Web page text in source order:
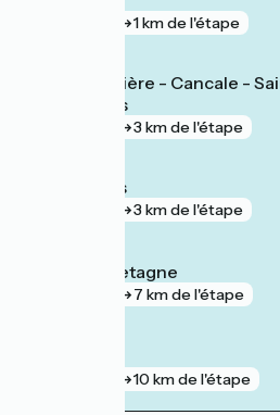
1 km de l'étape
La Gouesnière - Cancale -
des-Ondes
3 km de l'étape
La Fresnais
3 km de l'étape
Dol-de-Bretagne
7 km de l'étape
10 km de l'étape